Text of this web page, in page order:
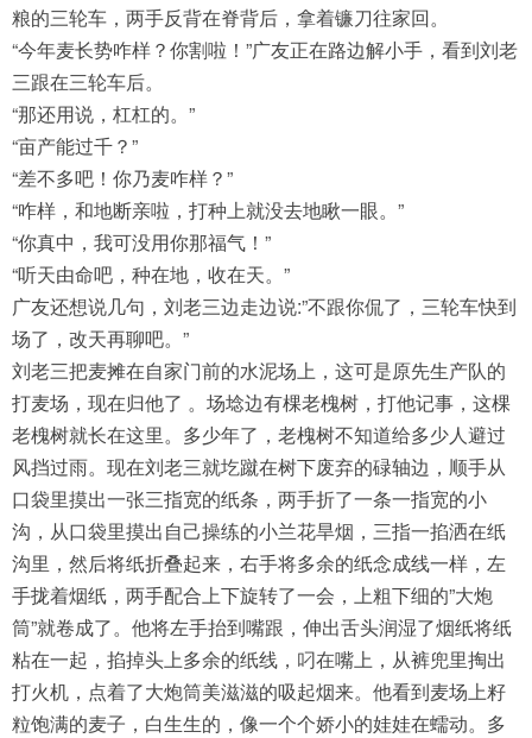
粮的三轮车，两手反背在脊背后，拿着镰刀往家回。
“今年麦长势咋样？你割啦！”广友正在路边解小手，看到刘老
三跟在三轮车后。
“那还用说，杠杠的。”
“亩产能过千？”
“差不多吧！你乃麦咋样？”
“咋样，和地断亲啦，打种上就没去地瞅一眼。”
“你真中，我可没用你那福气！”
“听天由命吧，种在地，收在天。”
广友还想说几句，刘老三边走边说:”不跟你侃了，三轮车快到
场了，改天再聊吧。”
刘老三把麦摊在自家门前的水泥场上，这可是原先生产队的
打麦场，现在归他了 。场埝边有棵老槐树，打他记事，这棵
老槐树就长在这里。多少年了，老槐树不知道给多少人避过
风挡过雨。现在刘老三就圪蹴在树下废弃的碌轴边，顺手从
口袋里摸出一张三指宽的纸条，两手折了一条一指宽的小
沟，从口袋里摸出自己操练的小兰花旱烟，三指一掐洒在纸
沟里，然后将纸折叠起来，右手将多余的纸念成线一样，左
手拢着烟纸，两手配合上下旋转了一会，上粗下细的”大炮
筒”就卷成了。他将左手抬到嘴跟，伸出舌头润湿了烟纸将纸
粘在一起，掐掉头上多余的纸线，叼在嘴上，从裤兜里掏出
打火机，点着了大炮筒美滋滋的吸起烟来。他看到麦场上籽
粒饱满的麦子，白生生的，像一个个娇小的娃娃在蠕动。多